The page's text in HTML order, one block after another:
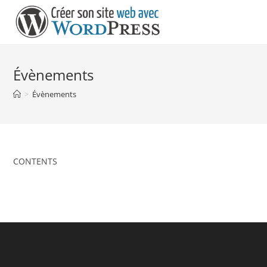
content
Évènements
> Évènements
CONTENTS